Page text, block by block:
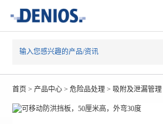
首页 > 产品中心> 危险品处理 > 吸附及泄漏管理